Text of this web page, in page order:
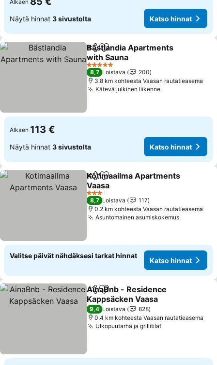
Alkaen
Näytä hinnat 3 sivustolta Katso hinnat
Jaa Lisää suosikkeihin
Bästlandia Apartments
with Sauna
Katso hinnat
5 Tähtiluokitus
8,7 Loistava
200
3.8 km kohteesta Vaasan rautatieasema
Kätevä julkinen liikenneKatso hinnat
Alkaen 113 €
Näytä hinnat 3 sivustolta Katso hinnat
Jaa Lisää suosikkeihin
Kotimaailma Apartments
Vaasa
Katso hinnat
3 Tähtiluokitus
8,7 Loistava
117
0.2 km kohteesta Vaasan rautatieasema
Asuntomainen asumiskokemusKatso
Valitse päivät nähdäksesi tarkat hinnat
Katso hinnat
Jaa Lisää suosikkeihin
AinaBnb - Residence
Kappsäcken Vaasa
Katso hinnat
9,4 Loistava
828
0.4 km kohteesta Vaasan rautatieasema
Ulkopuutarha ja grillitilatKatso hinnat